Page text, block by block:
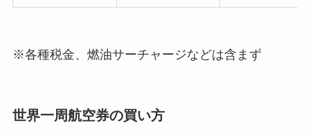
※各種税金、燃油サーチャージなどは含まず
世界一周航空券の買い方